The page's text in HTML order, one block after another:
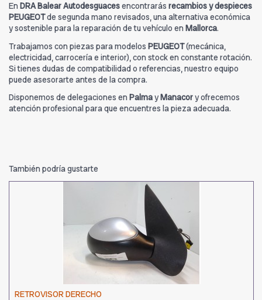
En DRA Balear Autodesguacesencontrarás recambios y despieces
PEUGEOTde segunda mano revisados, una alternativa económica
y sostenible para la reparación de tu vehículo en Mallorca.
Trabajamos con piezas para modelos PEUGEOT(mecánica,
electricidad, carrocería e interior), con stock en constante rotación.
Si tienes dudas de compatibilidad o referencias, nuestro equipo
puede asesorarte antes de la compra.
Disponemos de delegaciones en PalmayManacory ofrecemos
atención profesional para que encuentres la pieza adecuada.
También podría gustarte
RETROVISOR DERECHO